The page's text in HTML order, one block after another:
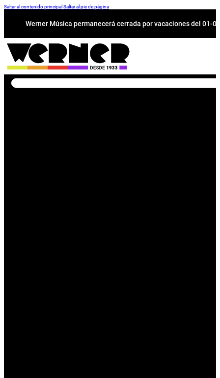
Saltar al contenido principal Saltar al pie de página
Werner Música permanecerá cerrada por vacaciones del 01-
Buscar